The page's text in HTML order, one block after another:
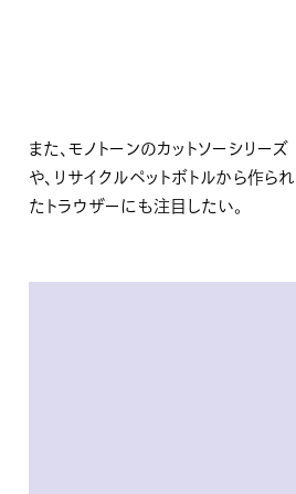
また、モノトーンのカットソーシリーズ
や、リサイクルペットボトルから作られ
たトラウザーにも注目したい。